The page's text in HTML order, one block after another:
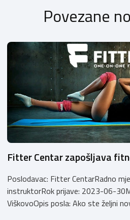
Povezane
Fitter Centar zapošljava
Poslodavac: Fitter CentarRadno
instruktorRok prijave: 2023-06-
ViškovoOpis posla: Ako ste željni